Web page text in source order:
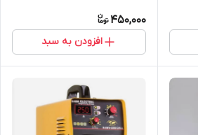
450,000
افزودن به سبد